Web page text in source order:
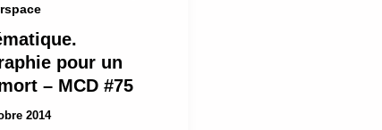
pour un
– MCD #75
2014